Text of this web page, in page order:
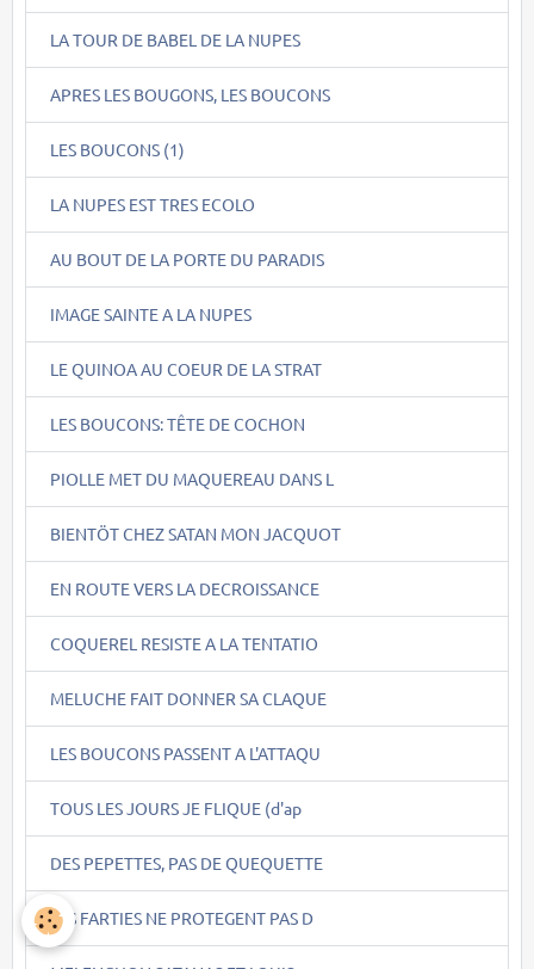
LA TOUR DE BABEL DE LA NUPES
APRES LES BOUGONS, LES BOUCONS
LES BOUCONS (1)
LA NUPES EST TRES ECOLO
AU BOUT DE LA PORTE DU PARADIS
IMAGE SAINTE A LA NUPES
LE QUINOA AU COEUR DE LA STRAT
LES BOUCONS: TÊTE DE COCHON
PIOLLE MET DU MAQUEREAU DANS L
BIENTÖT CHEZ SATAN MON JACQUOT
EN ROUTE VERS LA DECROISSANCE
COQUEREL RESISTE A LA TENTATIO
MELUCHE FAIT DONNER SA CLAQUE
LES BOUCONS PASSENT A L'ATTAQU
TOUS LES JOURS JE FLIQUE (d'ap
DES PEPETTES, PAS DE QUEQUETTE
LES FARTIES NE PROTEGENT PAS D